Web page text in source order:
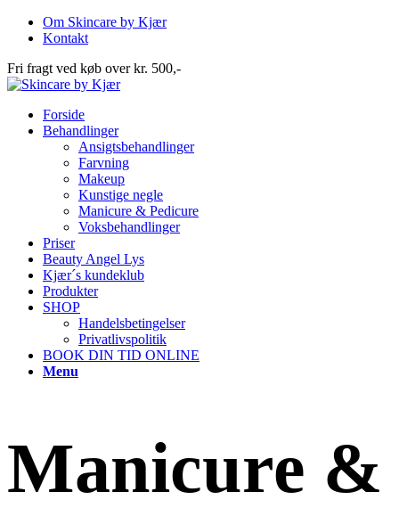
Om Skincare by Kjær
Kontakt
Fri fragt ved køb over kr. 500,-
Forside
Behandlinger
Ansigtsbehandlinger
Farvning
Makeup
Kunstige negle
Manicure & Pedicure
Voksbehandlinger
Priser
Beauty Angel Lys
Kjær´s kundeklub
Produkter
SHOP
Handelsbetingelser
Privatlivspolitik
BOOK DIN TID ONLINE
Menu
Manicure &